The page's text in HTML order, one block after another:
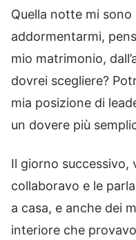
Quella notte mi
addormentarmi,
mio matrimonio,
dovrei scegliere?
mia posizione di
un dovere più
Il giorno successivo,
collaboravo e le
a casa, e anche dei
interiore che